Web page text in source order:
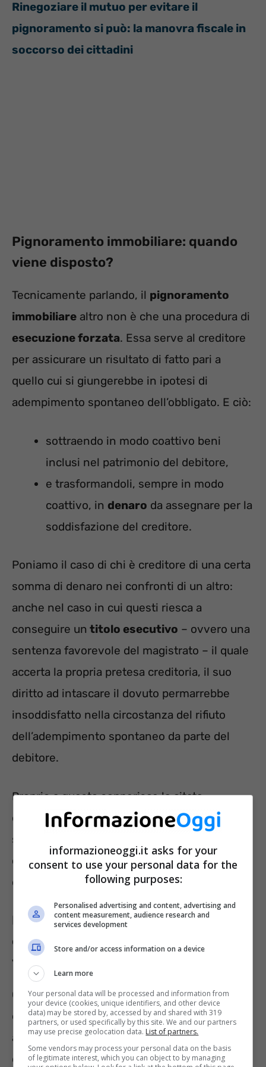
Rinegoziare il mutuo per evitare il
pignoramento si può: la manovra fiscale in
soccorso dei cittadini
Pignoramento immobiliare: quando
viene disposto?
Tecnicamente parlando, il pignoramento
immobiliare altro non è che una procedura di
esecuzione forzata. Essa serve al creditore
per assicurare un risultato di fatto pari a
quello cui si giungerebbe in ipotesi di
adempimento spontaneo dell’obbligato. E ciò:
sottraendo in modo coattivo beni
inclusi nel patrimonio del debitore,
e trasformandoli, sempre in modo
coattivo, in denaro da assegnare per la
soddisfazione del creditore.
Poniamo il caso di chi è creditore di una certa
somma di denaro nei confronti di un altro:
anche nel caso in cui questi riesca a
conseguire un titolo esecutivo – ovvero una
sentenza favorevole del magistrato – il quale
accerta la propria pretesa creditoria, il suo
diritto ad intascare il dovuto permarrebbe
insoddisfatto nella circostanza del rifiuto
dell’adempimento spontaneo da parte del
debitore.
Proprio a questo sopperisce la citata
esecuzione forzata, che assicura la
soddisfazione coattiva delle pretese di
credito, anche contro la volontà del debitore
che non paga.
Pignoramento immobiliare: come
evitarne le conseguenze grazie alla
vendita diretta
Come abbiamo detto all’inizio, la procedura in
oggetto – oltre ad essere macchinosa – è
anche sgradevole per il debitore, ma
quest’ultimo può evitarla – ottenendo anche
informazioneoggi.it asks for your
consent to use your personal data for the
following purposes:
Personalised advertising and content, advertising and
content measurement, audience research and
services development
Store and/or access information on a device
Learn more
Your personal data will be processed and information from
your device (cookies, unique identifiers, and other device
data) may be stored by, accessed by and shared with 319
partners, or used specifically by this site. We and our partners
may use precise geolocation data. List of partners.
Some vendors may process your personal data on the basis
of legitimate interest, which you can object to by managing